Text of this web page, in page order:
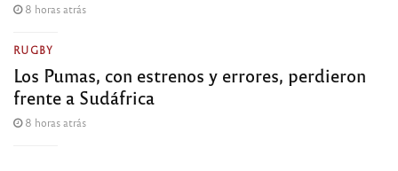
8 horas atrás
RUGBY
Los Pumas, con estrenos y errores, perdieron
frente a Sudáfrica
8 horas atrás